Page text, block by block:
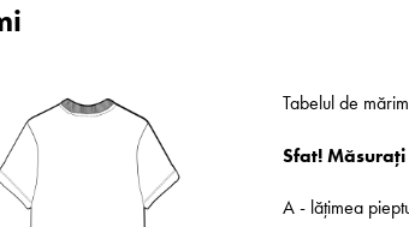
Tabelul de
Sfat!
A - lățimea